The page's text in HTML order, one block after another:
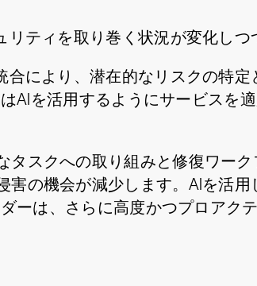
ティを取り巻く状況が変化しつ
により、潜在的なリスクの特定
AIを活用するようにサービスを
スクへの取り組みと修復ワー
の機会が減少します。AIを活用
ーは、さらに高度かつプロアク